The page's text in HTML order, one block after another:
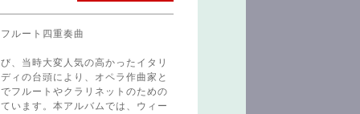
ルート四重奏曲
、当時大変人気の高かったイタリ
ィの台頭により、オペラ作曲家と
フルートやクラリネットのための
います。本アルバムでは、ウィー